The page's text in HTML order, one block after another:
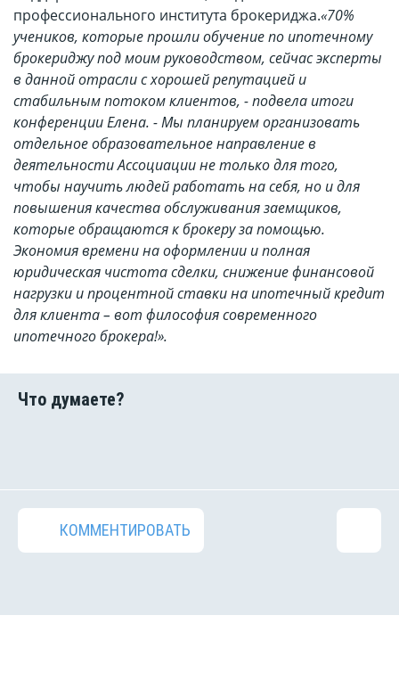
профессионального института брокериджа.«70%
учеников, которые прошли обучение по ипотечному
брокериджу под моим руководством, сейчас эксперты
в данной отрасли с хорошей репутацией и
стабильным потоком клиентов, - подвела итоги
конференции Елена. - Мы планируем организовать
отдельное образовательное направление в
деятельности Ассоциации не только для того,
чтобы научить людей работать на себя, но и для
повышения качества обслуживания заемщиков,
которые обращаются к брокеру за помощью.
Экономия времени на оформлении и полная
юридическая чистота сделки, снижение финансовой
нагрузки и процентной ставки на ипотечный кредит
для клиента – вот философия современного
ипотечного брокера!».
КОММЕНТИРОВАТЬ